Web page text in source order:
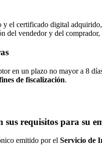
el certificado digital adquirido,
del vendedor y del
en un plazo no mayor a 8
de fiscalización.
sus requisitos para su
emitido por el Servicio de